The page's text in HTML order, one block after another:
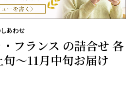
あわせ
フランス の詰合せ 各
～11月中旬お届け